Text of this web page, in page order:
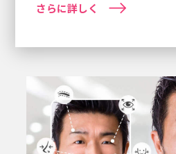
さらに詳しく